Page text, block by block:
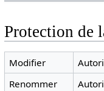
Protection de
Modifier
Renommer